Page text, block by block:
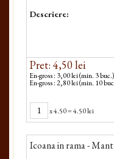
Descriere:
Pret: 4,50 lei
En-gross : 3,00 lei (min. 3 buc.)
En-gross : 2,80 lei (min. 10
x4.50=4.50 lei
Icoana in rama -